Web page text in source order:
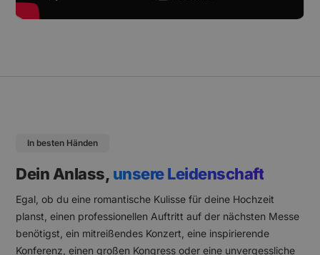
In besten Händen
Dein Anlass, unsere Leidenschaft
Egal, ob du eine romantische Kulisse für deine Hochzeit
planst, einen professionellen Auftritt auf der nächsten Messe
benötigst, ein mitreißendes Konzert, eine inspirierende
Konferenz, einen großen Kongress oder eine unvergessliche